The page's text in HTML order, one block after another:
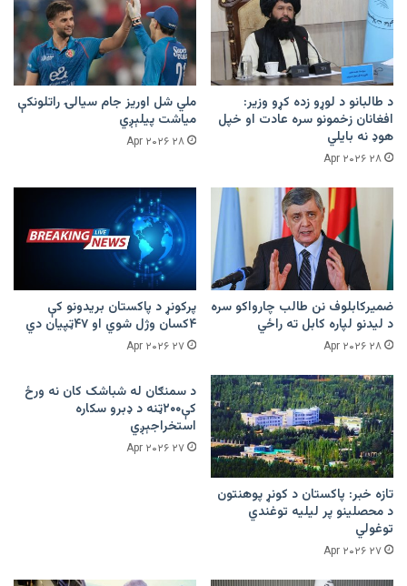
د طالبانو د لوړو زده کړو وزیر:
افغانان زخمونو سره عادت او خپل
هوډ نه بایلي
۲۸ Apr ۲۰۲۶
ملي شل اوریز جام سیالۍ راتلونکې
میاشت پیلېږي
۲۸ Apr ۲۰۲۶
ضمیرکابلوف نن طالب چارواکو سره
د لیدنو لپاره کابل ته راځي
۲۸ Apr ۲۰۲۶
پرکونړ د پاکستان بریدونو کې
۴کسان وژل شوي او ۴۷ټپیان دي
۲۷ Apr ۲۰۲۶
تازه خبر: پاکستان د کونړ پوهنتون
د محصلینو پر لیلیه توغندي
توغولي
۲۷ Apr ۲۰۲۶
د سمنګان له شباشک کان نه ورځ
کې۲۰۰ټنه د ډبرو سکاره
استخراجېږي
۲۷ Apr ۲۰۲۶